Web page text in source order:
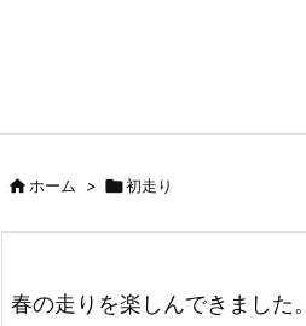
ホーム > 初走り
春の走りを楽しんできました。